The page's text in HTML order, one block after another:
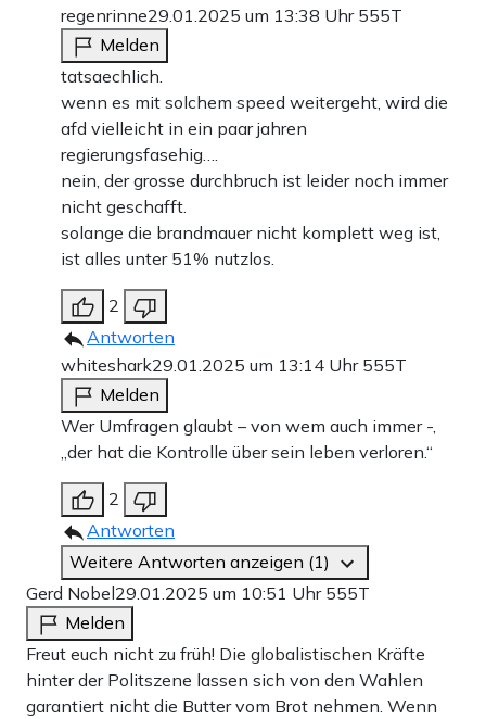
regenrinne29.01.2025 um 13:38 Uhr 555T
Melden
tatsaechlich.
wenn es mit solchem speed weitergeht, wird die
afd vielleicht in ein paar jahren
regierungsfasehig….
nein, der grosse durchbruch ist leider noch immer
nicht geschafft.
solange die brandmauer nicht komplett weg ist,
ist alles unter 51% nutzlos.
2
Antworten
whiteshark29.01.2025 um 13:14 Uhr 555T
Melden
Wer Umfragen glaubt – von wem auch immer -,
„der hat die Kontrolle über sein leben verloren.“
2
Antworten
Weitere Antworten anzeigen (1)
Gerd Nobel29.01.2025 um 10:51 Uhr 555T
Melden
Freut euch nicht zu früh! Die globalistischen Kräfte
hinter der Politszene lassen sich von den Wahlen
garantiert nicht die Butter vom Brot nehmen. Wenn